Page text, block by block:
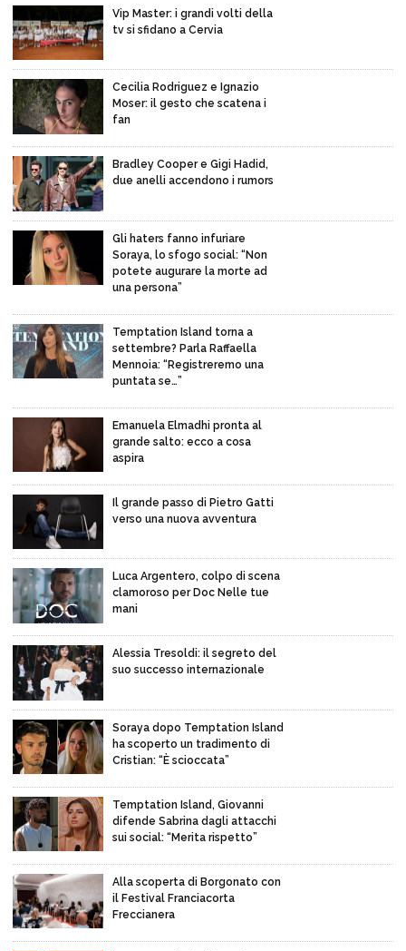
Vip Master: i grandi volti della
tv si sfidano a Cervia
Cecilia Rodriguez e Ignazio
Moser: il gesto che scatena i
fan
Bradley Cooper e Gigi Hadid,
due anelli accendono i rumors
Gli haters fanno infuriare
Soraya, lo sfogo social: “Non
potete augurare la morte ad
una persona”
Temptation Island torna a
settembre? Parla Raffaella
Mennoia: “Registreremo una
puntata se…”
Emanuela Elmadhi pronta al
grande salto: ecco a cosa
aspira
Il grande passo di Pietro Gatti
verso una nuova avventura
Luca Argentero, colpo di scena
clamoroso per Doc Nelle tue
mani
Alessia Tresoldi: il segreto del
suo successo internazionale
Soraya dopo Temptation Island
ha scoperto un tradimento di
Cristian: “È scioccata”
Temptation Island, Giovanni
difende Sabrina dagli attacchi
sui social: “Merita rispetto”
Alla scoperta di Borgonato con
il Festival Franciacorta
Freccianera